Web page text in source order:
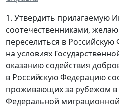
1. Утвердить прилагаемую
соотечественниками,
переселиться в
на условиях
оказанию содействия
в Российскую Федерацию
проживающих за рубежом в
Федеральной